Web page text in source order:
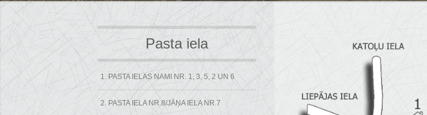
Pasta iela
1. PASTA IELAS NAMI NR. 1, 3, 5, 2 UN 6
2. PASTA IELA NR.8/JĀŅA IELA NR.7